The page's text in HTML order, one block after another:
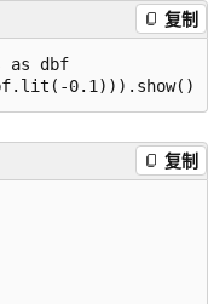
复制
as dbf
复制